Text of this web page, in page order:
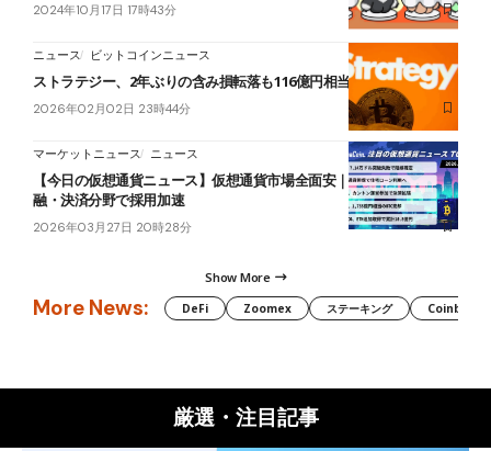
2024年10月17日 17時43分
ニュース ビットコインニュース
ストラテジー、2年ぶりの含み損転落も116億円相当のBTC追加購入
2026年02月02日 23時44分
マーケットニュース ニュース
【今日の仮想通貨ニュース】仮想通貨市場全面安｜価格低迷も金
融・決済分野で採用加速
2026年03月27日 20時28分
Show More
More News: DeFi Zoomex ステーキング Coinbase
厳選・注目記事